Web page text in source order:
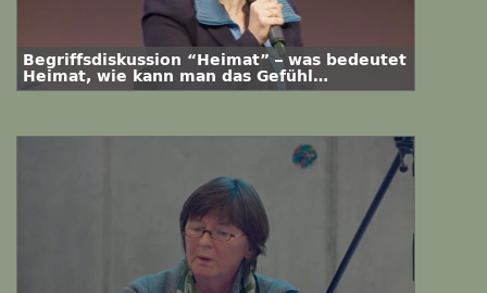
Begriffsdiskussion “Heimat” – was bedeutet
Heimat, wie kann man das Gefühl
definieren?